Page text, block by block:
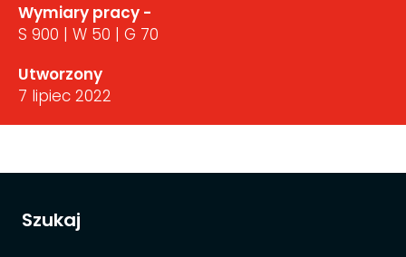
Szukaj
Wymiary pracy -
S 900 | W 50 | G 70
Utworzony
7 lipiec 2022